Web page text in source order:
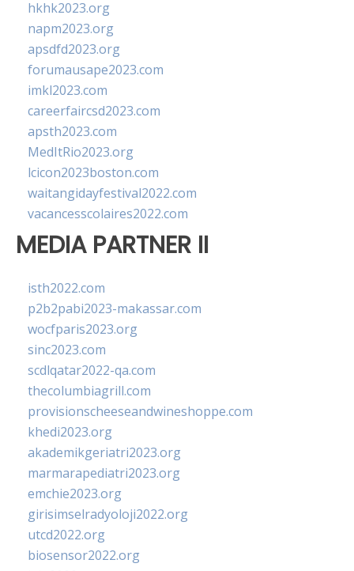
hkhk2023.org
napm2023.org
apsdfd2023.org
forumausape2023.com
imkl2023.com
careerfaircsd2023.com
apsth2023.com
MedItRio2023.org
lcicon2023boston.com
waitangidayfestival2022.com
vacancesscolaires2022.com
MEDIA PARTNER II
isth2022.com
p2b2pabi2023-makassar.com
wocfparis2023.org
sinc2023.com
scdlqatar2022-qa.com
thecolumbiagrill.com
provisionscheeseandwineshoppe.com
khedi2023.org
akademikgeriatri2023.org
marmarapediatri2023.org
emchie2023.org
girisimselradyoloji2022.org
utcd2022.org
biosensor2022.org